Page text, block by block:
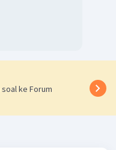
ke Forum